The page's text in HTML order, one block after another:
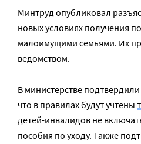
Минтруд опубликовал
новых условиях получения
малоимущими семьями. Их
ведомством.
В министерстве подтвердили
что в правилах будут учтены
детей-инвалидов не
пособия по уходу. Также